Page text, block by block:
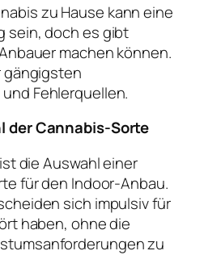
zu Hause kann eine
sein, doch es gibt
machen können.
gängigsten
Fehlerquellen.
der Cannabis-Sorte
die Auswahl einer
für den Indoor-Anbau.
sich impulsiv für
haben, ohne die
zu